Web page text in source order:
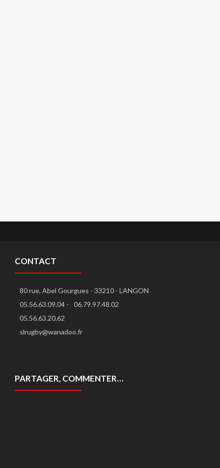
CONTACT
80 rue, Abel Gourgues - 33210 - LANGON
05.56.63.09.04 -
06.79.97.48.02
05.56.63.20.62
slrugby@wanadoo.fr
PARTAGER, COMMENTER…